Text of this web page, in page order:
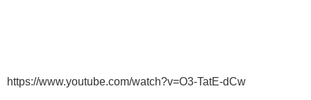
https://www.youtube.com/watch?v=O3-TatE-dCw